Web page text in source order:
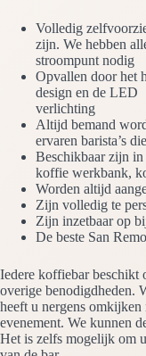
Volledig
zijn. We hebben
stroompunt nodig
Opvallen door het
design en de LED
verlichting
Altijd bemand
ervaren barista’s
Beschikbaar zijn
koffie werkbank,
Worden altijd
Zijn volledig te
Zijn inzetbaar op
De beste San
Iedere koffiebar beschikt
overige benodigdheden.
heeft u nergens
evenement. We kunnen
Het is zelfs mogelijk om